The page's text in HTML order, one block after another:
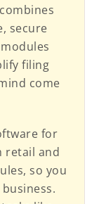
secure
filing
come
for
retail and
so you